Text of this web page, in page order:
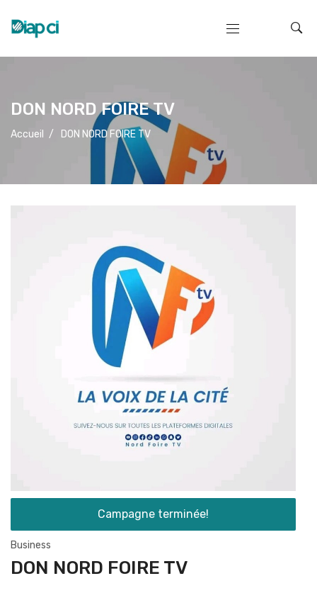
DON NORD FOIRE TV
Accueil / DON NORD FOIRE TV
Campagne terminée!
Business
DON NORD FOIRE TV